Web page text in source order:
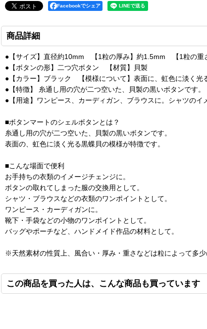
Facebookでシェア
商品詳細
●【サイズ】直径約10mm 【1粒の厚み】約1.5mm 【1粒の
●【ボタンの形】二つ穴ボタン 【材質】貝製
●【カラー】ブラック 【模様について】表面に、虹色に淡く光
●【特徴】 糸通し用の穴が二つ空いた、貝製の黒いボタンです。
●【用途】ワンピース、カーディガン、ブラウスに。シャツのイ
■ボタンマートのシェルボタンとは？
糸通し用の穴が二つ空いた、貝製の黒いボタンです。
表面の、虹色に淡く光る黒蝶貝の模様が特徴です。
■こんな場面で便利
お手持ちの衣類のイメージチェンジに。
ボタンの取れてしまった服の交換用として。
シャツ・ブラウスなどの衣類のワンポイントとして。
ワンピース・カーディガンに。
靴下・手袋などの小物のワンポイントとして。
バッグやポーチなど、ハンドメイド作品の材料として。
※天然素材の性質上、風合い・厚み・重さなどは粒によって多少
この商品を買った人は、こんな商品も買っています